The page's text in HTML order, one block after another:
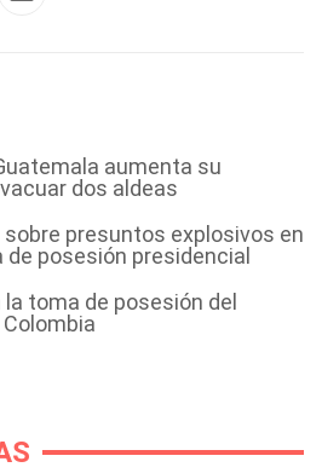
aumenta su
dos aldeas
presuntos explosivos en
posesión presidencial
toma de posesión del